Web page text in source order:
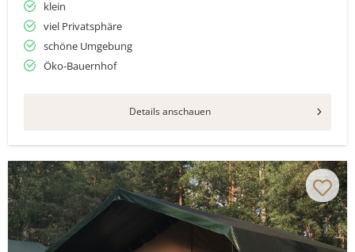
klein
viel Privatsphäre
schöne Umgebung
Öko-Bauernhof
Details anschauen